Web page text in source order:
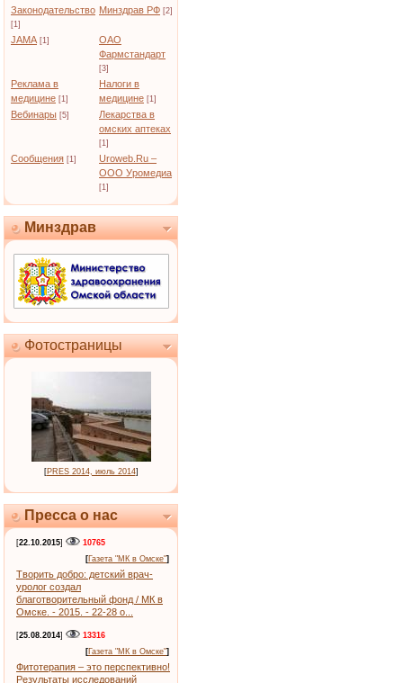
Законодательство
[1]
Минздрав РФ [2]
JAMA [1]
ОАО
Фармстандарт
[3]
Реклама в
медицине [1]
Налоги в
медицине [1]
Вебинары [5]
Лекарства в
омских аптеках
[1]
Сообщения [1]
Uroweb.Ru –
ООО Уромедиа
[1]
Минздрав
Фотостраницы
[PRES 2014, июль 2014]
Пресса о нас
[22.10.2015]
10765
[Газета "МК в Омске"]
Творить добро: детский врач-
уролог создал
благотворительный фонд / МК в
Омске. - 2015. - 22-28 о...
[25.08.2014]
13316
[Газета "МК в Омске"]
Фитотерапия – это перспективно!
Результаты исследований